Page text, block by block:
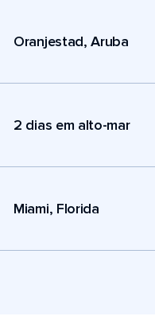
Oranjestad, Aruba
2 dias em alto-mar
Miami, Florida